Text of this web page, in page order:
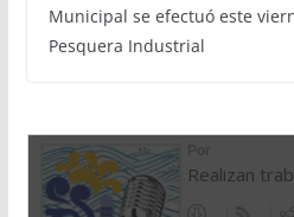
Municipal se efectuó este
Pesquera Industrial